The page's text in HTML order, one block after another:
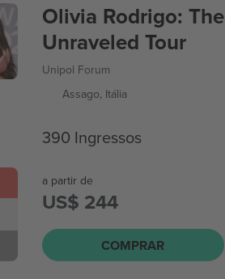
Olivia Rodrigo: The
Unraveled Tour
Unipol Forum
Assago, Itália
390 Ingressos
a partir de
US$ 244
COMPRAR